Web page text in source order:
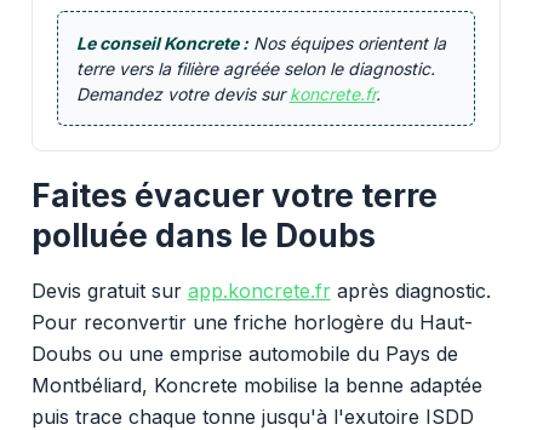
Le conseil Koncrete :Nos équipes orientent la
terre vers la filière agréée selon le diagnostic.
Demandez votre devis surkoncrete.fr.
Faites évacuer votre terre
polluée dans le Doubs
Devis gratuit sur app.koncrete.fraprès diagnostic.
Pour reconvertir une friche horlogère du Haut-
Doubs ou une emprise automobile du Pays de
Montbéliard, Koncrete mobilise la benne adaptée
puis trace chaque tonne jusqu'à l'exutoire ISDD